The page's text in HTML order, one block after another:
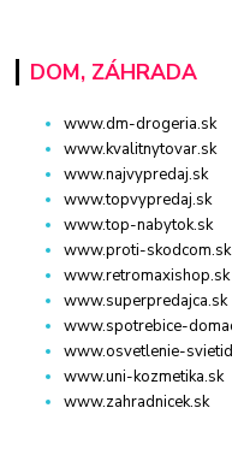
DOM, ZÁHRADA
www.dm-drogeria.sk
www.kvalitnytovar.sk
www.najvypredaj.sk
www.topvypredaj.sk
www.top-nabytok.sk
www.proti-skodcom.sk
www.retromaxishop.sk
www.superpredajca.sk
www.spotrebice-
www.osvetlenie-
www.uni-kozmetika.sk
www.zahradnicek.sk